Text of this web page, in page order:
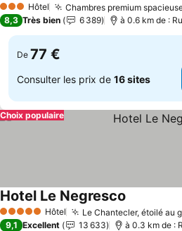
3 ÉtoilesHôtel Chambres premium
8,3 Très bien 6 389 à 0.6 km de :
De 77 €
Consulter les prix de 16 sites
Choix populaire
5 Étoiles Hôtel Le Chantecler, étoilé au
Hotel Le Negresco
9,1 Excellent 13 633 à 0.3 km de :